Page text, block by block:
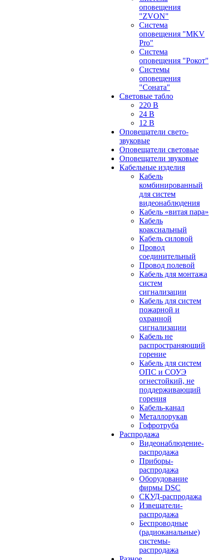
оповещения
"ZVON"
Система
оповещения "MKV
Pro"
Система
оповещения "Рокот"
Системы
оповещения
"Соната"
Световые табло
220 В
24 В
12 В
Оповещатели свето-
звуковые
Оповещатели световые
Оповещатели звуковые
Кабельные изделия
Кабель
комбинированный
для систем
видеонаблюдения
Кабель «витая пара»
Кабель
коаксиальный
Кабель силовой
Провод
соединительный
Провод полевой
Кабель для монтажа
систем
сигнализации
Кабель для систем
пожарной и
охранной
сигнализации
Кабель не
распространяющий
горение
Кабель для систем
ОПС и СОУЭ
огнестойкий, не
поддерживающий
горения
Кабель-канал
Металлорукав
Гофротруба
Распродажа
Видеонаблюдение-
распродажа
Приборы-
распродажа
Оборудование
фирмы DSC
СКУД-распродажа
Извещатели-
распродажа
Беспроводные
(радиоканальные)
системы-
распродажа